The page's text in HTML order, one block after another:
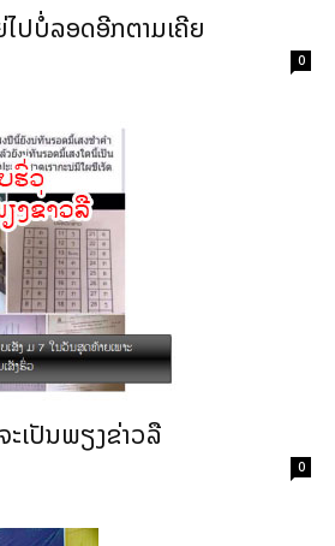
ປບໍ່ລອດອີກຕາມເຄີຍ
0
ເປັນພຽງຂ່າວລື
0